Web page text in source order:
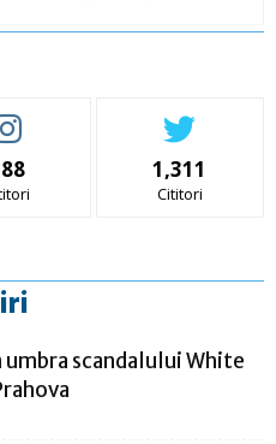
1,311
Cititori
scandalului White